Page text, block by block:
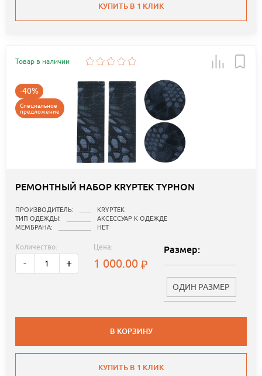
КУПИТЬ В 1 КЛИК
Товар в наличии
-40%
Специальное
предложение
РЕМОНТНЫЙ НАБОР KRYPTEK TYPHON
ПРОИЗВОДИТЕЛЬ:
KRYPTEK
ТИП ОДЕЖДЫ:
АКСЕССУАР К ОДЕЖДЕ
МЕМБРАНА:
НЕТ
Количество:
- +
Цена:
1 000.00
Размер:
ОДИН РАЗМЕР
В КОРЗИНУ
КУПИТЬ В 1 КЛИК